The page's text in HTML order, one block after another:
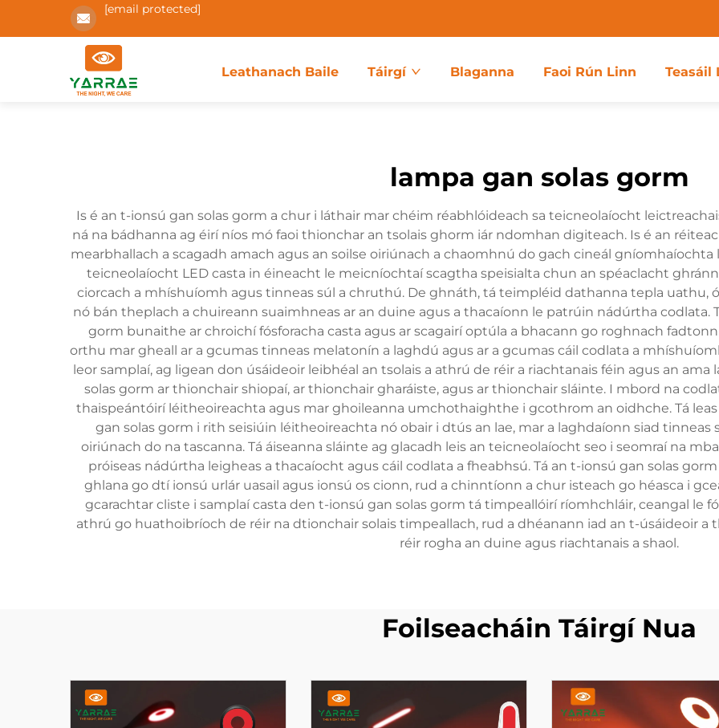
[email protected]
Leathanach Baile Táirgí Blaganna Faoi Rún Linn Teasáil
lampa gan solas gorm
Is é an t-ionsú gan solas gorm a chur i láthair mar chéim réabhlóideach sa teicneolaíocht
ná na bádhanna ag éirí níos mó faoi thionchar an tsolais ghorm iár ndomhan digiteach. Is é an
mearbhallach a scagadh amach agus an soilse oiriúnach a chaomhnú do gach cineál
teicneolaíocht LED casta in éineacht le meicníochtaí scagtha speisialta chun an spéaclacht
ciorcach a mhíshuíomh agus tinneas súl a chruthú. De ghnáth, tá teimpléid dathanna tepla uathu,
nó bán theplach a chuireann suaimhneas ar an duine agus a thacaíonn le patrúin nádúrtha codlata.
gorm bunaithe ar chroichí fósforacha casta agus ar scagairí optúla a bhacann go roghnach
orthu mar gheall ar a gcumas tinneas melatonín a laghdú agus ar a gcumas cáil codlata a
leor samplaí, ag ligean don úsáideoir leibhéal an tsolais a athrú de réir a riachtanais féin agus an
solas gorm ar thionchair shiopaí, ar thionchair gharáiste, agus ar thionchair sláinte. I mbord na
thaispeántóirí léitheoireachta agus mar ghoileanna umchothaighthe i gcothrom an oidhche. Tá
gan solas gorm i rith seisiúin léitheoireachta nó obair i dtús an lae, mar a laghdaíonn siad
oiriúnach do na tascanna. Tá áiseanna sláinte ag glacadh leis an teicneolaíocht seo i seomraí na
próiseas nádúrtha leigheas a thacaíocht agus cáil codlata a fheabhsú. Tá an t-ionsú gan solas
ghlana go dtí ionsú urlár uasail agus ionsú os cionn, rud a chinntíonn a chur isteach go héasca i
gcarachtar cliste i samplaí casta den t-ionsú gan solas gorm tá timpeallóirí ríomhchláir, ceangal le
athrú go huathoibríoch de réir na dtionchair solais timpeallach, rud a dhéanann iad an t-úsáideoir
réir rogha an duine agus riachtanais a shaol.
Foilseacháin Táirgí Nua